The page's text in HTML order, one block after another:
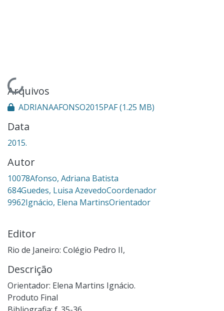
Carregando...
Arquivos
ADRIANAAFONSO2015PAF(1.25 MB)
Data
2015.
Autor
10078Afonso, Adriana Batista
684Guedes, Luisa AzevedoCoordenador
9962Ignácio, Elena MartinsOrientador
Editor
Rio de Janeiro: Colégio Pedro II,
Descrição
Orientador: Elena Martins Ignácio.
Produto Final